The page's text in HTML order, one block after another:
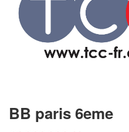
BB paris 6eme